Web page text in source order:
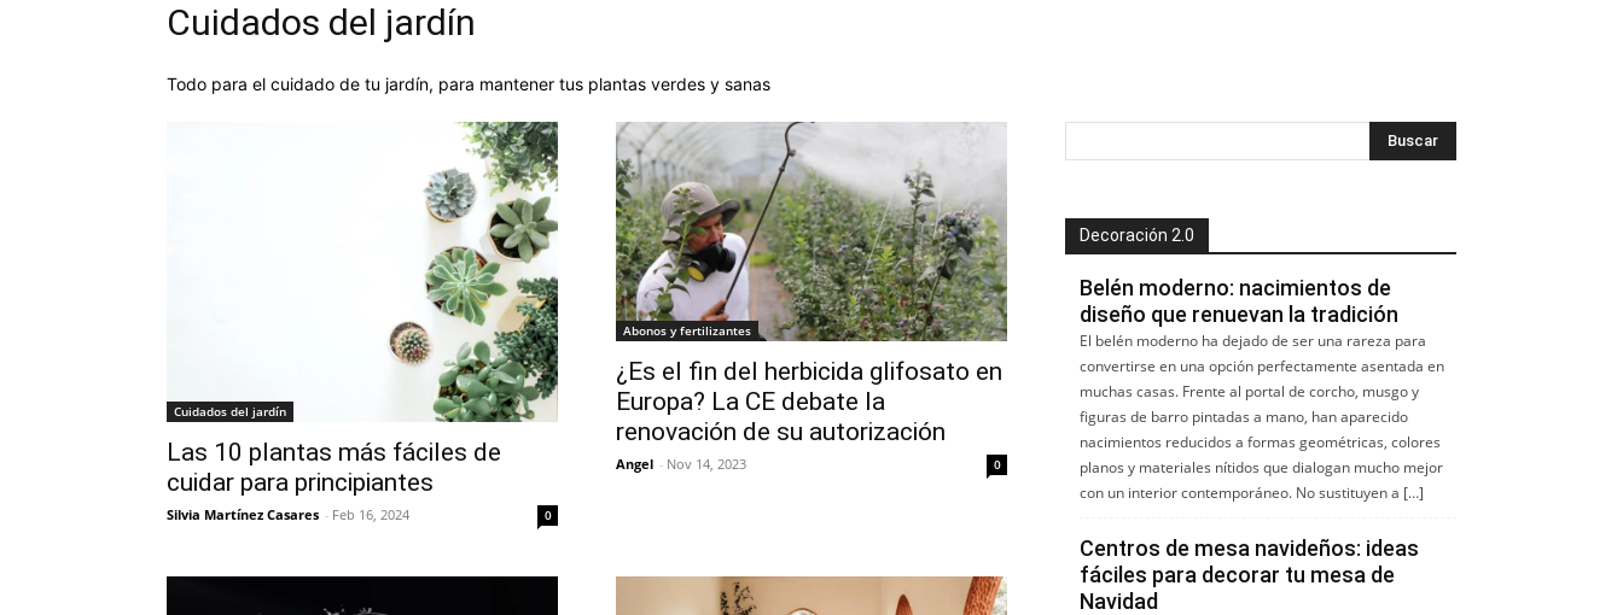
Cuidados del jardín
Todo para el cuidado de tu jardín, para mantener tus plantas verdes y sanas
Cuidados del jardín
Las 10 plantas más fáciles de
cuidar para principiantes
Silvia Martínez Casares - Feb 16, 2024 0
Abonos y fertilizantes
¿Es el fin del herbicida glifosato en
Europa? La CE debate la
renovación de su autorización
Angel - Nov 14, 2023 0
Decoración 2.0
Belén moderno: nacimientos de
diseño que renuevan la tradición
El belén moderno ha dejado de ser una rareza para
convertirse en una opción perfectamente asentada en
muchas casas. Frente al portal de corcho, musgo y
figuras de barro pintadas a mano, han aparecido
nacimientos reducidos a formas geométricas, colores
planos y materiales nítidos que dialogan mucho mejor
con un interior contemporáneo. No sustituyen a […]
Centros de mesa navideños: ideas
fáciles para decorar tu mesa de
Navidad